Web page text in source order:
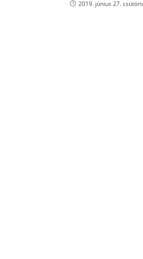
2019. június 27.